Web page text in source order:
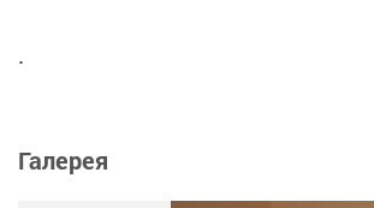
.
Галерея